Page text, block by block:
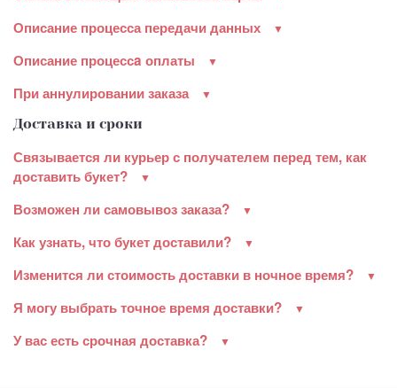
Описание процесса передачи данных
Описание процессa оплаты
При аннулировании заказа
Доставка и сроки
Связывается ли курьер с получателем перед тем, как
доставить букет?
Возможен ли самовывоз заказа?
Как узнать, что букет доставили?
Изменится ли стоимость доставки в ночное время?
Я могу выбрать точное время доставки?
У вас есть срочная доставка?